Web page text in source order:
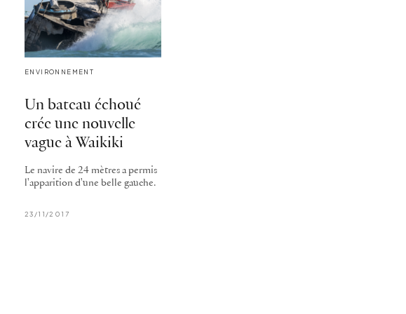
ENVIRONNEMENT
Un bateau échoué
crée une nouvelle
vague à Waikiki
Le navire de 24 mètres a permis
l'apparition d'une belle gauche.
23/11/2017